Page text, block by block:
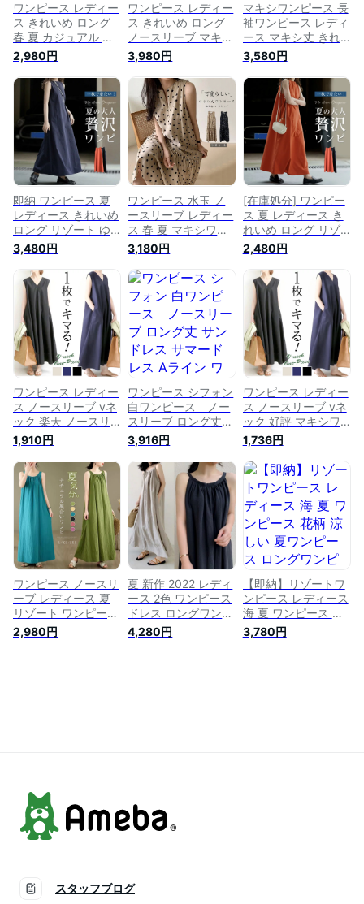
ワンピース レディー
ス きれいめ ロング
春 夏 カジュアル 水
玉 ノースリーブ ワ
ンピ マキシワンピ
ロングワンピース リ
ゾートワンピース フ
レアワンピース サマ
ードレス サンドレス
フレア ロング丈 マ
キシ丈 ゆったり お
しゃれ
2,980円
ワンピース レディー
ス きれいめ ロング
ノースリーブ マキシ
ワンピース ゆったり
ロングワンピース マ
キシワンピ ロング丈
ワンピ ゆったり フ
レア サマードレス
サンドレス オシャレ
大人 体型カバー 春
夏 無地 サイドポケ
ット お呼ばれ デー
ト 日常 ママ 旅行 海
3,980円
マキシワンピース 長
袖ワンピース レディ
ース マキシ丈 きれ
いめ 春 夏 秋 ワンピ
ロングワンピース ロ
ング マキシワンピ
マキシ ロングワンピ
着心地 長袖 春ワン
ピース 着瘦せ 無地
シンプル 大きめ ゆ
ったり 2way 後ろボ
タン お洒落 リゾー
トワンピ サマードレ
ス
3,580円
即納 ワンピース 夏
レディース きれいめ
ロング リゾート ゆ
ったり 大きいサイズ
ロングワンピース ノ
ースリーブ コットン
ロングワンピース フ
レア タンクトップ
マキシワンピース マ
キシワンピ 体型カバ
ー 無地 シンプル 春
3,480円
ワンピース 水玉 ノ
ースリーブ レディー
ス 春 夏 マキシワン
ピ ロング ワンピ ロ
ングワンピース スキ
ッパー リゾートワン
ピース 体型カバー
フレアワンピース ド
ット柄 切り替え ロ
ング丈 マキシ丈 ゆ
ったり おしゃれ 涼
しい
3,180円
[在庫処分] ワンピー
ス 夏 レディース き
れいめ ロング リゾ
ート ゆったり 大き
いサイズ ロングワン
ピース ノースリーブ
コットン ロングワン
ピース フレア タン
クトップ マキシワン
ピース マキシワンピ
体型カバー 無地 シ
ンプル 春 夏
2,480円
ワンピース レディー
ス ノースリーブ vネ
ック 楽天 ノースリ
ーブワンピース マキ
シワンピ ワンピース
マキシワンピース ワ
ンピ Aライン マキシ
丈 マキシ ロング ロ
ング丈 Vネック ゆっ
たり 体型カバー 夏
涼しい シンプル お
しゃれ きれいめ
1,910円
ワンピース シフォン
白ワンピース ノー
スリーブ ロング丈
サンドレス サマード
レス Aライン ワンピ
ース マキシ ロング
丈 フレアー キャミ
ワンピ ストラップ
サマードレス リゾー
ト ワンピース
3,916円
ワンピース レディー
ス ノースリーブ vネ
ック 好評 マキシワ
ンピ マキシワンピー
ス リネンワンピース
ノースリーブワンピ
ース ワンピ Aライン
マキシ丈 マキシ ロ
ング ロング丈 Vネッ
ク ゆったり 体型カ
バー 夏 涼しい シン
プル おしゃれ きれ
いめ
1,736円
ワンピース ノースリ
ーブ レディース 夏
リゾート ワンピース
ギャザー ロング ワ
ンピース ロング丈
2,980円
夏 新作 2022 レディ
ース 2色 ワンピース
ドレス ロングワンピ
ース ロング マキシ
ワンピース マキシ丈
4,280円
【即納】リゾートワ
ンピース レディース
海 夏 ワンピース 花
柄 涼しい 夏ワンピ
ース ロングワンピ
3,780円
スタッフブログ